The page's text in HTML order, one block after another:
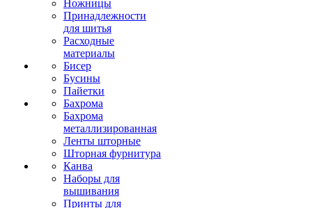
Ножницы
Принадлежности
для шитья
Расходные
материалы
Бисер
Бусины
Пайетки
Бахрома
Бахрома
металлизированная
Ленты шторные
Шторная фурнитура
Канва
Наборы для
вышивания
Принты для